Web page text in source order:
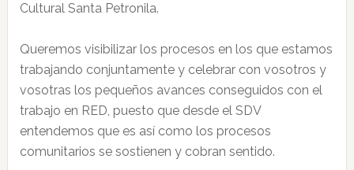
Cultural Santa Petronila.
Queremos visibilizar los procesos en los que estamos
trabajando conjuntamente y celebrar con vosotros y
vosotras los pequeños avances conseguidos con el
trabajo en RED, puesto que desde el SDV
entendemos que es así como los procesos
comunitarios se sostienen y cobran sentido.